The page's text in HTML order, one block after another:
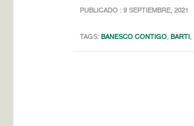
PUBLICADO : 9 SEPTIEMBRE, 2021
TAGS: BANESCO CONTIGO, BARTI ,